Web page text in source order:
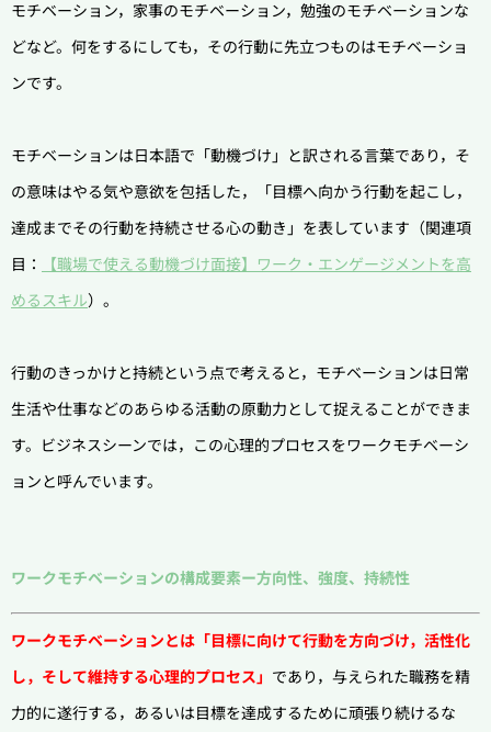
モチベーション，家事のモチベーション，勉強のモチベーションな
どなど。何をするにしても，その行動に先立つものはモチベーショ
ンです。
モチベーションは日本語で「動機づけ」と訳される言葉であり，そ
の意味はやる気や意欲を包括した，「目標へ向かう行動を起こし，
達成までその行動を持続させる心の動き」を表しています（関連項
目：
【職場で使える動機づけ面接】ワーク・エンゲージメントを高
めるスキル）。
行動のきっかけと持続という点で考えると，モチベーションは日常
生活や仕事などのあらゆる活動の原動力として捉えることができま
す。ビジネスシーンでは，この心理的プロセスをワークモチベーシ
ョンと呼んでいます。
ワークモチベーションの構成要素ー方向性、強度、持続性
ワークモチベーションとは 「目標に向けて行動を方向づけ，活性化
し，そして維持する心理的プロセス」 であり，与えられた職務を精
力的に遂行する，あるいは目標を達成するために頑張り続けるな